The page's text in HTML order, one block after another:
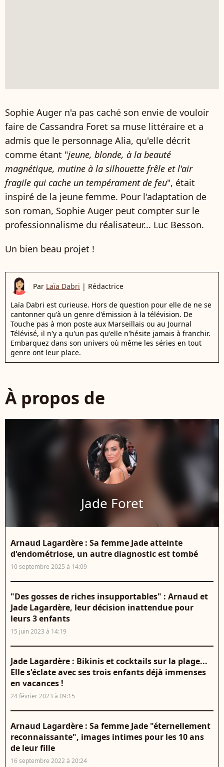
Sophie Auger n'a pas caché son envie de vouloir
faire de Cassandra Foret sa muse littéraire et a
admis que le personnage Alia, qu'elle décrit
comme étant "jeune, blonde, à la beauté
magnétique, mutine à la silhouette frêle et l'air
fragile qui cache un tempérament de feu", était
inspiré de la jeune femme. Pour l'adaptation de
son roman, Sophie Auger peut compter sur le
professionnalisme du réalisateur... Luc Besson.
Un bien beau projet !
Par Laïa Dabri | Rédactrice
Laïa Dabri est curieuse. Hors de question pour elle de ne se
cantonner qu'à un genre d'émission à la télévision. De
Touche pas à mon poste aux Marseillais ou au Journal
Télévisé, il n'y a qu'un pas qu'elle n'hésite jamais à franchir.
Embarquez dans son univers où même les séries en tout
genre ont leur place.
À propos de
Jade Foret
Arnaud Lagardère : Sa femme Jade atteinte
d'endométriose, un autre diagnostic est tombé
10 septembre 2025 à 14:09
"Des gosses de riches insupportables" : Arnaud et
Jade Lagardère, leur décision inattendue pour
leurs 3 enfants
15 juin 2023 à 14:19
Jade Lagardère : Bikinis et cocktails sur la plage...
Elle s'éclate avec ses trois enfants déjà immenses
en vacances !
24 février 2023 à 09:15
Arnaud Lagardère : Sa femme Jade "éternellement
reconnaissante", images intimes pour les 10 ans
de leur fille
16 septembre 2022 à 20:24